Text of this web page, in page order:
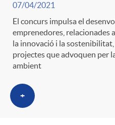
07/04/2021
El concurs impulsa el
emprenedores, relacionades
la innovació i la
projectes que advoquen per
ambient
+